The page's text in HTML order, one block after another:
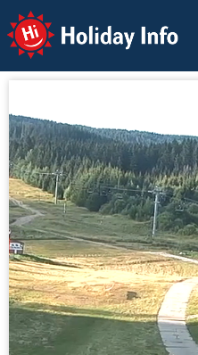
Holiday Info